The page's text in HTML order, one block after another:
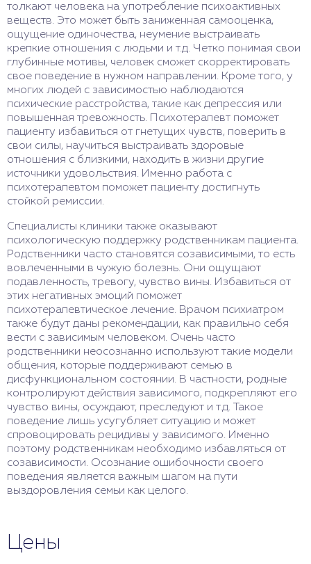
толкают человека на употребление психоактивных
веществ. Это может быть заниженная самооценка,
ощущение одиночества, неумение выстраивать
крепкие отношения с людьми и т.д. Четко понимая свои
глубинные мотивы, человек сможет скорректировать
свое поведение в нужном направлении. Кроме того, у
многих людей с зависимостью наблюдаются
психические расстройства, такие как депрессия или
повышенная тревожность. Психотерапевт поможет
пациенту избавиться от гнетущих чувств, поверить в
свои силы, научиться выстраивать здоровые
отношения с близкими, находить в жизни другие
источники удовольствия. Именно работа с
психотерапевтом поможет пациенту достигнуть
стойкой ремиссии.
Специалисты клиники также оказывают
психологическую поддержку родственникам пациента.
Родственники часто становятся созависимыми, то есть
вовлеченными в чужую болезнь. Они ощущают
подавленность, тревогу, чувство вины. Избавиться от
этих негативных эмоций поможет
психотерапевтическое лечение. Врачом психиатром
также будут даны рекомендации, как правильно себя
вести с зависимым человеком. Очень часто
родственники неосознанно используют такие модели
общения, которые поддерживают семью в
дисфункциональном состоянии. В частности, родные
контролируют действия зависимого, подкрепляют его
чувство вины, осуждают, преследуют и т.д. Такое
поведение лишь усугубляет ситуацию и может
спровоцировать рецидивы у зависимого. Именно
поэтому родственникам необходимо избавляться от
созависимости. Осознание ошибочности своего
поведения является важным шагом на пути
выздоровления семьи как целого.
Цены